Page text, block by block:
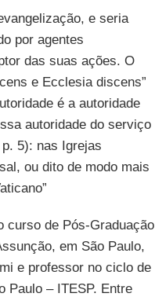
e seria
por agentes
das suas ações. O
e Ecclesia discens”
é a autoridade
autoridade do serviço
5): nas Igrejas
ou dito de modo mais
curso de Pós-Graduação
em São Paulo,
e professor no ciclo de
Paulo – ITESP. Entre